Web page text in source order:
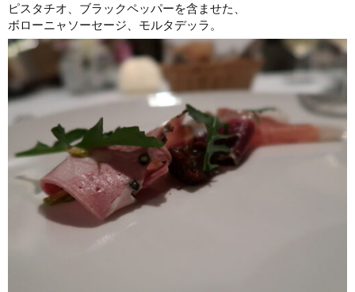
ピスタチオ、ブラックペッパーを含ませた、
ボローニャソーセージ、モルタデッラ。